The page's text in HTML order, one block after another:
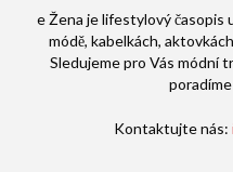
e Žena je lifestylový časopis
módě, kabelkách,
Sledujeme pro Vás módní
Kontaktujte nás: